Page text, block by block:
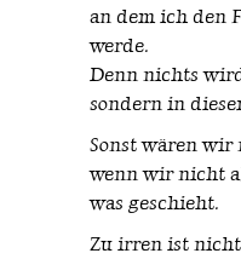
an dem ich den
werde.
Denn nichts
sondern in
Sonst wären wir
wenn wir nicht
was geschieht.
Zu irren ist